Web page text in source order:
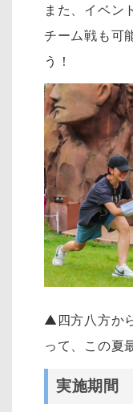
また、イベン
チーム戦も可
う！
▲四方八方か
って、この夏
実施期間